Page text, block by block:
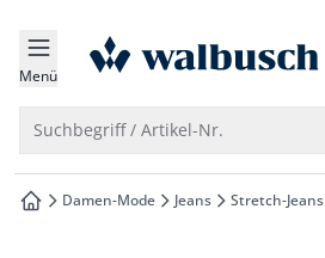
springen
springen
springen
springen
Menü zur Startseite
Suchbegriff / Artikel-Nr.
zur Startseite
Damen-Mode Jeans Stretch-Jeans